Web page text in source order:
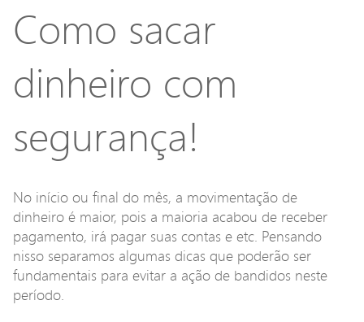
Como sacar
dinheiro com
segurança!
No início ou final do mês, a movimentação de
dinheiro é maior, pois a maioria acabou de receber
pagamento, irá pagar suas contas e etc. Pensando
nisso separamos algumas dicas que poderão ser
fundamentais para evitar a ação de bandidos neste
período.